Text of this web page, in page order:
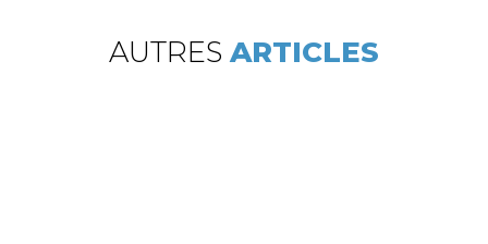
AUTRESARTICLES